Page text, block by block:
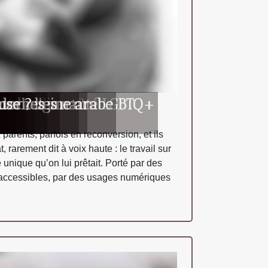
parfois en reconversion, et ils
rarement dit à voix haute : le travail sur
qu’on lui prêtait. Porté par des
par des usages numériques
? revenus ?
en direct LGBTQ+
d'origine arabe
adultes
?